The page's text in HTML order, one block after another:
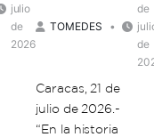
julio
de
2026
TOMEDES
de
de
Caracas, 21 de
julio de 2026.-
“En la historia